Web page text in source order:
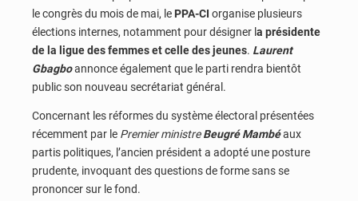
le congrès du mois de mai, le PPA-CI organise plusieurs
élections internes, notamment pour désigner l a présidente
de la ligue des femmes et celle des jeunes. Laurent
Gbagboannonce également que le parti rendra bientôt
public son nouveau secrétariat général.
Concernant les réformes du système électoral présentées
récemment par le Premier ministreBeugré Mambéaux
partis politiques, l’ancien président a adopté une posture
prudente, invoquant des questions de forme sans se
prononcer sur le fond.